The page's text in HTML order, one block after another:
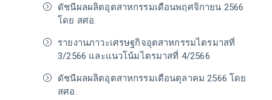
ดัชนีผลผลิตอุตสาหกรรมเดือนพฤศจิกายน 2566
โดย สศอ.
รายงานภาวะเศรษฐกิจอุตสาหกรรมไตรมาสที่
3/2566 และแนวโน้มไตรมาสที่ 4/2566
ดัชนีผลผลิตอุตสาหกรรมเดือนตุลาคม 2566 โดย
สศอ.